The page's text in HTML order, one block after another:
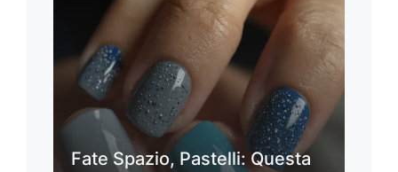
Fate Spazio, Pastelli: Questa